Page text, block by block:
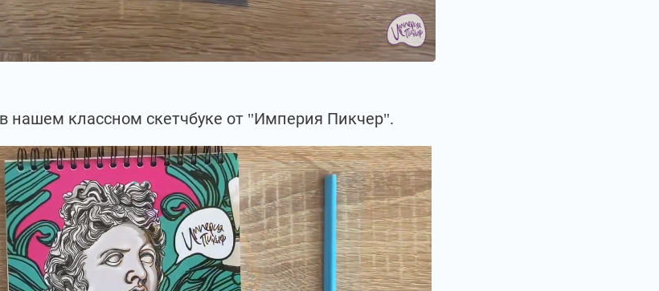
нашем классном скетчбуке от "Империя Пикчер".